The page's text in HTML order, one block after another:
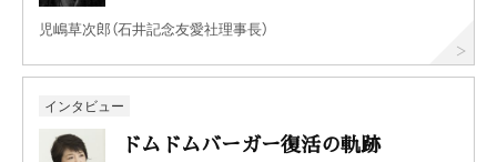
児嶋草次郎（石井記念友愛社理事長）
インタビュー
ドムドムバーガー復活の軌跡